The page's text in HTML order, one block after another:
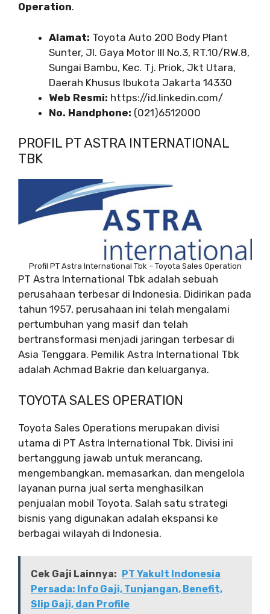
Operation.
Alamat: Toyota Auto 200 Body Plant
Sunter, Jl. Gaya Motor III No.3, RT.10/RW.8,
Sungai Bambu, Kec. Tj. Priok, Jkt Utara,
Daerah Khusus Ibukota Jakarta 14330
Web Resmi: https://id.linkedin.com/
No. Handphone: (021)6512000
PROFIL PT ASTRA INTERNATIONAL
TBK
Profil PT Astra International Tbk – Toyota Sales Operation
PT Astra International Tbk adalah sebuah
perusahaan terbesar di Indonesia. Didirikan pada
tahun 1957, perusahaan ini telah mengalami
pertumbuhan yang masif dan telah
bertransformasi menjadi jaringan terbesar di
Asia Tenggara. Pemilik Astra International Tbk
adalah Achmad Bakrie dan keluarganya.
TOYOTA SALES OPERATION
Toyota Sales Operations merupakan divisi
utama di PT Astra International Tbk. Divisi ini
bertanggung jawab untuk merancang,
mengembangkan, memasarkan, dan mengelola
layanan purna jual serta menghasilkan
penjualan mobil Toyota. Salah satu strategi
bisnis yang digunakan adalah ekspansi ke
berbagai wilayah di Indonesia.
Cek Gaji Lainnya:
PT Yakult Indonesia
Persada: Info Gaji, Tunjangan, Benefit,
Slip Gaji, dan Profile